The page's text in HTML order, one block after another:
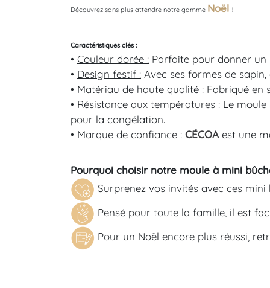
Découvrez sans plus attendre notre gamme Noël !
Caractéristiques clés :
• Couleur dorée : Parfaite pour donner un
• Design festif : Avec ses formes de
• Matériau de haute qualité : Fabriqué en
• Résistance aux températures : Le moule
pour la congélation.
• Marque de confiance : CÉCOA est une
Pourquoi choisir notre moule à mini
Surprenez vos invités avec ces
Pensé pour toute la famille, il est
Pour un Noël encore plus réussi,